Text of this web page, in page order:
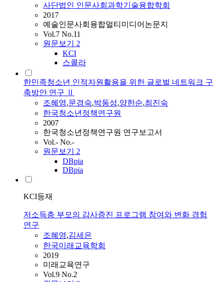
사단법인 인문사회과학기술융합학회
2017
예술인문사회융합멀티미디어논문지
Vol.7 No.11
원문보기 2
KCI
스콜라
한민족청소년 인적자원활용을 위한 글로벌 네트워크 구
축방안 연구 Ⅱ
조혜영,문경숙,박동성,양한순,최진숙
한국청소년정책연구원
2007
한국청소년정책연구원 연구보고서
Vol.- No.-
원문보기 2
DBpia
DBpia
KCI등재
저소득층 부모의 감사증진 프로그램 참여와 변화 경험
연구
조혜영,김세은
한국미래교육학회
2019
미래교육연구
Vol.9 No.2